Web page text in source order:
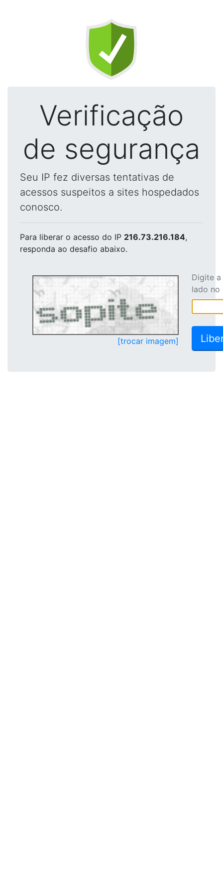
Verificação
de segurança
Seu IP fez diversas tentativas de
acessos suspeitos a sites hospedados
conosco.
Para liberar o acesso do IP 216.73.216.184,
responda ao desafio abaixo.
[trocar imagem]
Digite
lado no